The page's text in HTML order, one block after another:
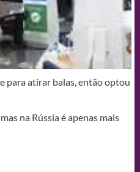
para atirar balas, então optou
na Rússia é apenas mais